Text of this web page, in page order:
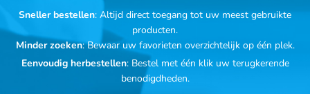
Sneller bestellen: Altijd direct toegang tot uw meest gebruikte
producten.
Minder zoeken: Bewaar uw favorieten overzichtelijk op één plek.
Eenvoudig herbestellen: Bestel met één klik uw terugkerende
benodigdheden.